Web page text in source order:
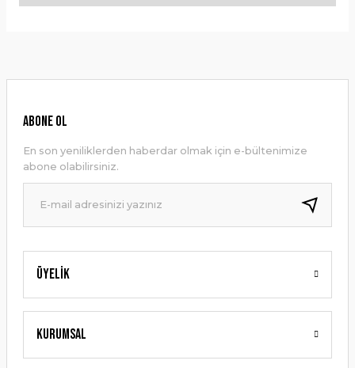
Ürün resmi kalitesiz, bozuk veya görüntülenemiyor.
Ürün bilgilerinde hatalar bulunuyor.
Ürün fiyatı diğer sitelerden daha pahalı.
Bu ürüne benzer farklı alternatifler olmalı.
Üyelik
Kurumsal
ABONE OL
En son yeniliklerden haberdar olmak için e-bültenimize
abone olabilirsiniz.